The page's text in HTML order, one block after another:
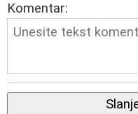
Komentar: